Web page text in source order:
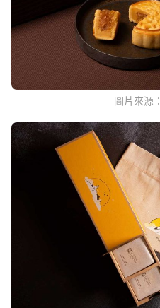
圖片來源：